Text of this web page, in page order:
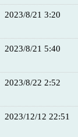
2023/8/21 3:20
2023/8/21 5:40
2023/8/22 2:52
2023/12/12 22:51